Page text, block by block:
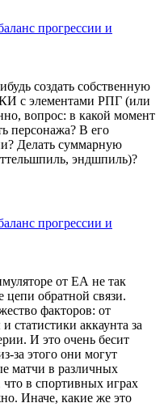
прогрессии и
создать собственную
с элементами РПГ (или
вопрос: в какой момент
персонажа? В его
Делать суммарную
эндшпиль)?
прогрессии и
от ЕА не так
обратной связи.
факторов: от
статистики аккаунта за
И это очень бесит
за этого они могут
матчи в различных
в спортивных играх
Иначе, какие же это